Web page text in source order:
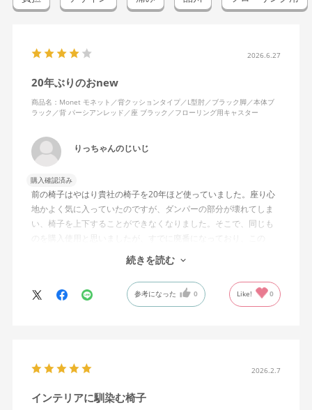
2026.6.27
20年ぶりのおnew
商品名：Monet モネット／背クッションタイプ／L型肘／ブラック脚／本体ブ
ラック／背 パーシアンレッド／座 ブラック／フローリング用キャスター
りっちゃんのじいじ
購入確認済み
前の椅子はやはり貴社の椅子を20年ほど使っていました。座り心
地かよく気に入っていたのですが、ダンパーの部分が壊れてしま
い、椅子を上下することができなくなりました。そこで、同じも
のを購入使用と思いましたが、すでに廃番になっており、この
MonEtを購入しました。やや固めの椅子ですが、使っているうち
になじんでくるのではと思っています。フローリング床で使って
いますが、ややキャスターがよく動きすぎるのが難点でしょう
か。
続きを読む
参考になった 0 Like! 0
2026.2.7
インテリアに馴染む椅子